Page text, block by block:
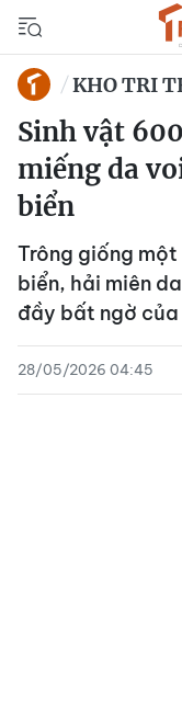
KHO TRI
Sinh vật
miếng da
biển
Trông giống
biển, hải miên
đầy bất ngờ
28/05/2026 04:45